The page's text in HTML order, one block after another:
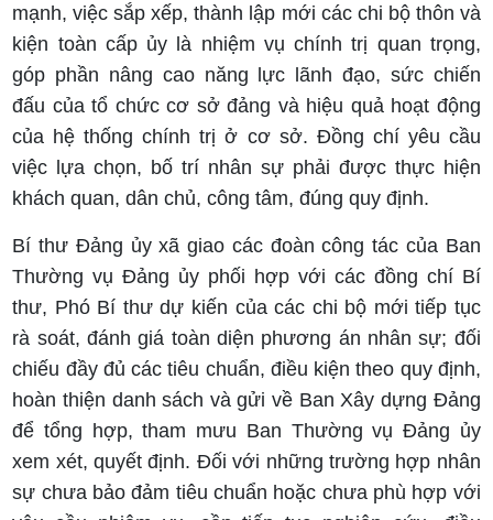
mạnh, việc sắp xếp, thành lập mới các chi bộ thôn và
kiện toàn cấp ủy là nhiệm vụ chính trị quan trọng,
góp phần nâng cao năng lực lãnh đạo, sức chiến
đấu của tổ chức cơ sở đảng và hiệu quả hoạt động
của hệ thống chính trị ở cơ sở. Đồng chí yêu cầu
việc lựa chọn, bố trí nhân sự phải được thực hiện
khách quan, dân chủ, công tâm, đúng quy định.
Bí thư Đảng ủy xã giao các đoàn công tác của Ban
Thường vụ Đảng ủy phối hợp với các đồng chí Bí
thư, Phó Bí thư dự kiến của các chi bộ mới tiếp tục
rà soát, đánh giá toàn diện phương án nhân sự; đối
chiếu đầy đủ các tiêu chuẩn, điều kiện theo quy định,
hoàn thiện danh sách và gửi về Ban Xây dựng Đảng
để tổng hợp, tham mưu Ban Thường vụ Đảng ủy
xem xét, quyết định. Đối với những trường hợp nhân
sự chưa bảo đảm tiêu chuẩn hoặc chưa phù hợp với